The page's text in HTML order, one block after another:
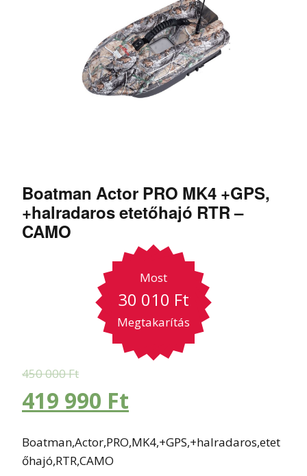
Boatman Actor PRO MK4 +GPS,
+halradaros etetőhajó RTR –
CAMO
Most
30 010 Ft
Megtakarítás
450 000Ft
419 990 Ft
Boatman,Actor,PRO,MK4,+GPS,+halradaros,etet
őhajó,RTR,CAMO